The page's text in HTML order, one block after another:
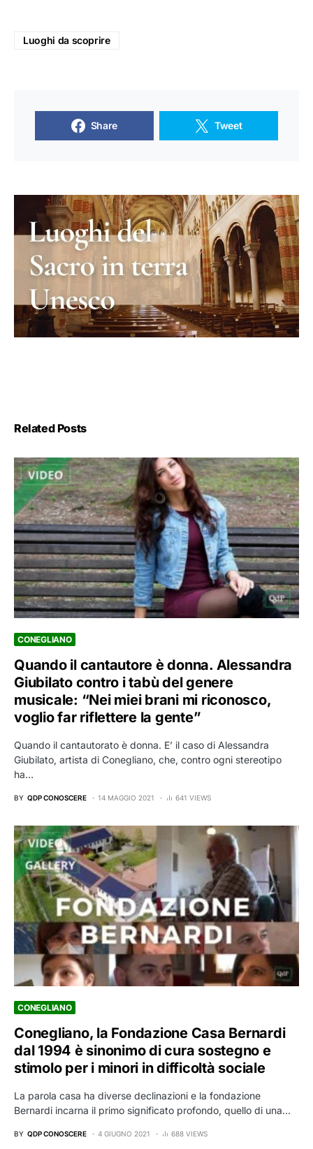
Luoghi da scoprire
Share Tweet
Related Posts
CONEGLIANO
Quando il cantautore è donna. Alessandra
Giubilato contro i tabù del genere
musicale: “Nei miei brani mi riconosco,
voglio far riflettere la gente”
Quando il cantautorato è donna. E’ il caso di Alessandra
Giubilato, artista di Conegliano, che, contro ogni stereotipo
ha…
BY QDP CONOSCERE 14 MAGGIO 2021 641 VIEWS
CONEGLIANO
Conegliano, la Fondazione Casa Bernardi
dal 1994 è sinonimo di cura sostegno e
stimolo per i minori in difficoltà sociale
La parola casa ha diverse declinazioni e la fondazione
Bernardi incarna il primo significato profondo, quello di una…
BY QDP CONOSCERE 4 GIUGNO 2021 688 VIEWS